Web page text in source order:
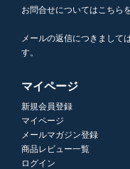
お問合せについてはこちら
メールの返信につきまして
す。
マイページ
新規会員登録
マイページ
メールマガジン登録
商品レビュー一覧
ログイン